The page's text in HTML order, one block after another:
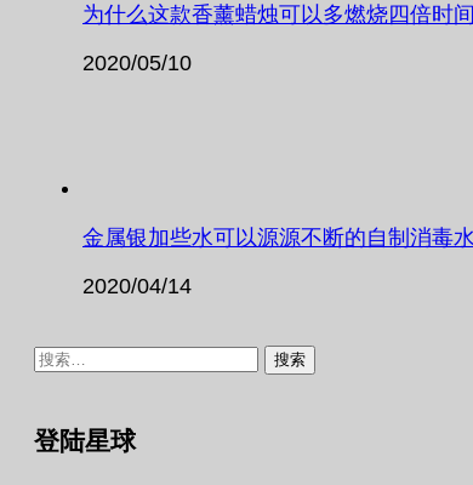
为什么这款香薰蜡烛可以多燃烧四倍时
2020/05/10
金属银加些水可以源源不断的自制消毒水
2020/04/14
搜
登陆星球